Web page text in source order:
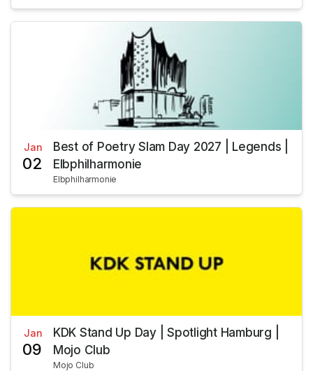
Jan
02
Best of Poetry Slam Day 2027 | Legends |
Elbphilharmonie
Elbphilharmonie
Jan
09
KDK Stand Up Day | Spotlight Hamburg |
Mojo Club
Mojo Club